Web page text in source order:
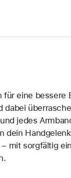
eine bessere
jedes
dein
mit sorgfältig